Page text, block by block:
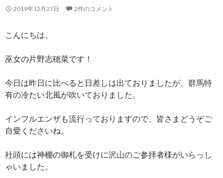
2019年12月27日 2件のコメント
こんにちは。
巫女の片野志穂菜です！
今日は昨日に比べると日差しは出ておりましたが、群馬特
有の冷たい北風が吹いておりました。
インフルエンザも流行っておりますので、皆さまどうぞご
自愛くださいね。
社頭には神棚の御札を受けに沢山のご参拝者様がいらっし
ゃいました。